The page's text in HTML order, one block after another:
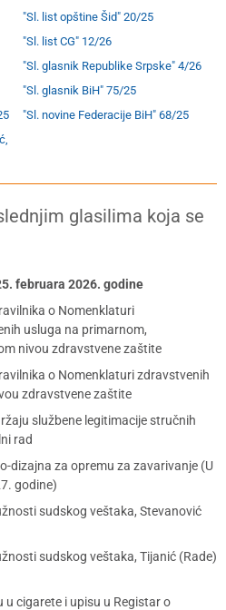
"Sl. list opštine Šid" 20/25
"Sl. list CG" 12/26
"Sl. glasnik Republike Srpske" 4/26
"Sl. glasnik BiH" 75/25
"Sl. novine Federacije BiH" 68/25
glasilima koja se
februara 2026. godine
o Nomenklaturi
usluga na primarnom,
nivou zdravstvene zaštite
o Nomenklaturi zdravstvenih
zdravstvene zaštite
službene legitimacije stručnih
rad
dizajna za opremu za zavarivanje (U
godine)
sudskog veštaka, Stevanović
sudskog veštaka, Tijanić (Rade)
u cigarete i upisu u Registar o